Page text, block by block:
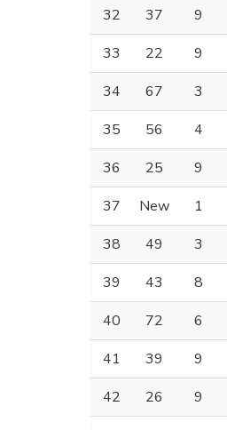
32
37 9
33
22 9
34
67 3
35
56 4
36
25 9
37
New 1
38
49 3
39
43 8
40
72 6
41
39 9
42
26 9